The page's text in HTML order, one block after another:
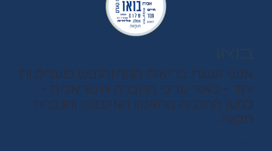
אנשי ונשות בריאות הגוף והנפש פועלים.ות
יחד - לאור ערכי החברה הישראלית -
למען החלמה מהאסון האינסופי והגברת
תקווה.